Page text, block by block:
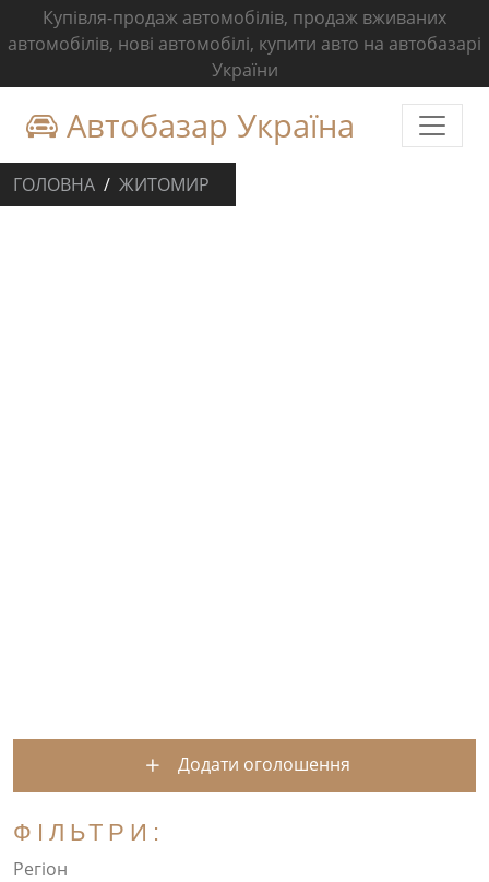
Купівля-продаж автомобілів, продаж вживаних
автомобілів, нові автомобілі, купити авто на автобазарі
України
Автобазар Україна
ГОЛОВНА ЖИТОМИР
Додати оголошення
ФІЛЬТРИ:
Регіон